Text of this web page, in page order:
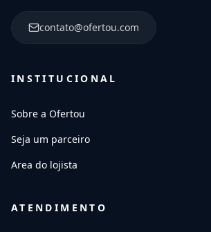
contato@ofertou.com
INSTITUCIONAL
Sobre a Ofertou
Seja um parceiro
Area do lojista
ATENDIMENTO